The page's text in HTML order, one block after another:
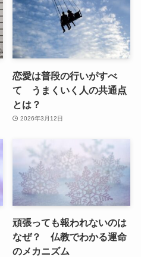
恋愛は普段の行いがすべ
て うまくいく人の共通点
とは？
2026年3月12日
頑張っても報われないのは
なぜ？ 仏教でわかる運命
のメカニズム